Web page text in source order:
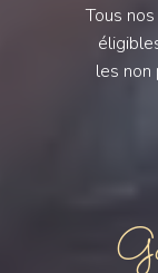
Tous
les non